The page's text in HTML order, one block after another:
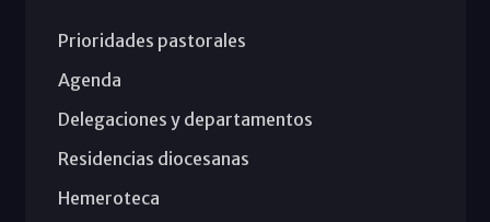
Prioridades pastorales
Agenda
Delegaciones y departamentos
Residencias diocesanas
Hemeroteca